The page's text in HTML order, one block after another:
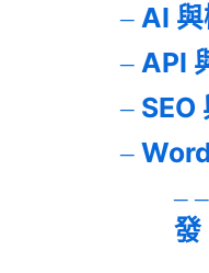
AI
API
SEO
發